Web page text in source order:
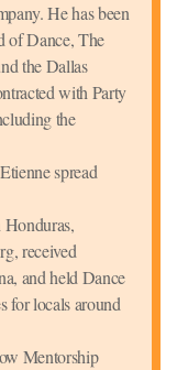
He has been
of Dance, The
the Dallas
with Party
the
spread
received
and held Dance
for locals around
Mentorship